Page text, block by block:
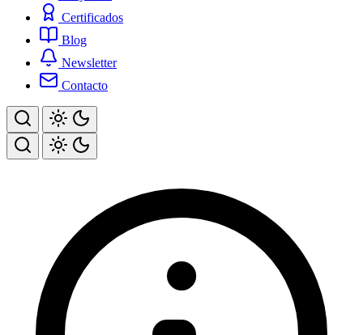
Certificados
Blog
Newsletter
Contacto